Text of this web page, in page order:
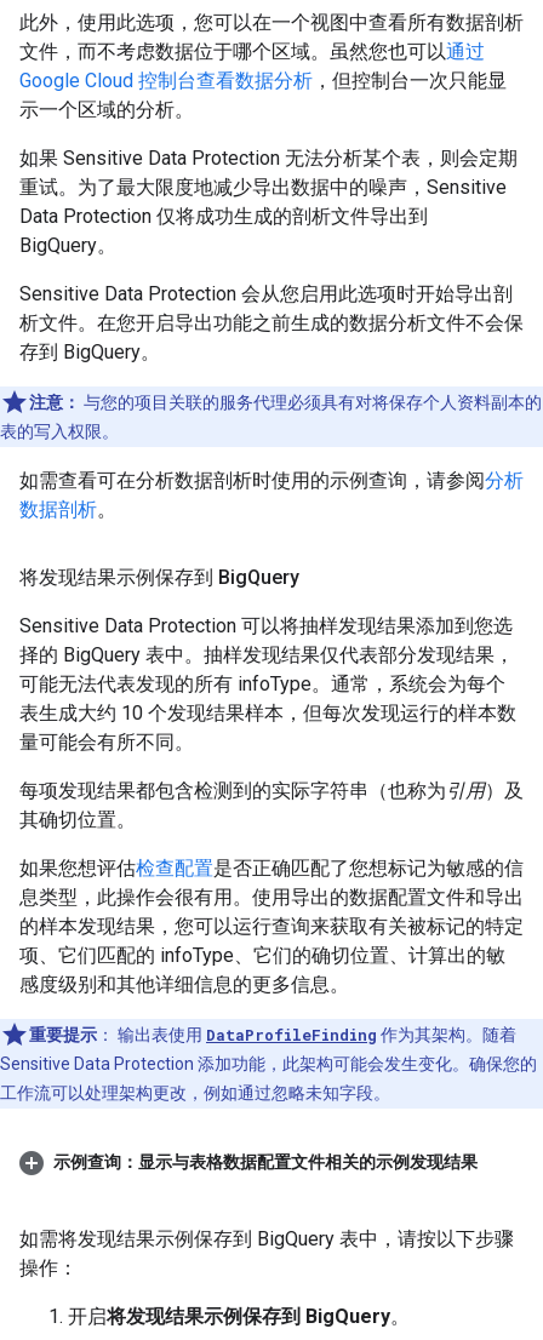
此外，使用此选项，您可以在一个视图中查看所有数据剖析
文件，而不考虑数据位于哪个区域。虽然您也可以通过
Google Cloud 控制台查看数据分析 ，但控制台一次只能显
示一个区域的分析。
如果 Sensitive Data Protection 无法分析某个表，则会定期
重试。为了最大限度地减少导出数据中的噪声，Sensitive
Data Protection 仅将成功生成的剖析文件导出到
BigQuery。
Sensitive Data Protection 会从您启用此选项时开始导出剖
析文件。在您开启导出功能之前生成的数据分析文件不会保
存到 BigQuery。
注意： 与您的项目关联的服务代理必须具有对将保存个人资料副本的
表的写入权限。
如需查看可在分析数据剖析时使用的示例查询，请参阅分析
数据剖析。
将发现结果示例保存到 BigQuery
Sensitive Data Protection 可以将抽样发现结果添加到您选
择的 BigQuery 表中。抽样发现结果仅代表部分发现结果，
可能无法代表发现的所有 infoType。通常，系统会为每个
表生成大约 10 个发现结果样本，但每次发现运行的样本数
量可能会有所不同。
每项发现结果都包含检测到的实际字符串（也称为 引用）及
其确切位置。
如果您想评估检查配置是否正确匹配了您想标记为敏感的信
息类型，此操作会很有用。使用导出的数据配置文件和导出
的样本发现结果，您可以运行查询来获取有关被标记的特定
项、它们匹配的 infoType、它们的确切位置、计算出的敏
感度级别和其他详细信息的更多信息。
重要提示 ： 输出表使用 DataProfileFinding 作为其架构。随着
Sensitive Data Protection 添加功能，此架构可能会发生变化。确保您的
工作流可以处理架构更改，例如通过忽略未知字段。
示例查询：显示与表格数据配置文件相关的示例发现结果
如需将发现结果示例保存到 BigQuery 表中，请按以下步骤
操作：
开启将发现结果示例保存到 BigQuery。